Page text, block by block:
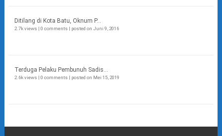
Ditilang di Kota Batu, Oknum P...
2.7k views | 0 comments | posted on Juni 9, 2016
Terduga Pelaku Pembunuh Sadis...
2.6k views | 0 comments | posted on Mei 15, 2019